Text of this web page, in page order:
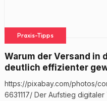
Praxis-Tipps
Warum der Versand in
deutlich effizienter
https://pixabay.com/photos/
6631117/ Der Aufstieg